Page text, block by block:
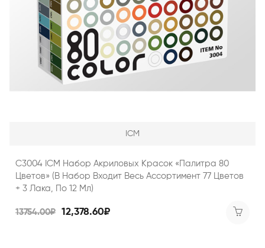
ICM
C3004 ICM Набор Акриловых Красок «Палитра 80
Цветов» (в Набор Входит Весь Ассортимент 77 Цветов
+ 3 Лака, По 12 Мл)
13754.00₽ 12,378.60₽